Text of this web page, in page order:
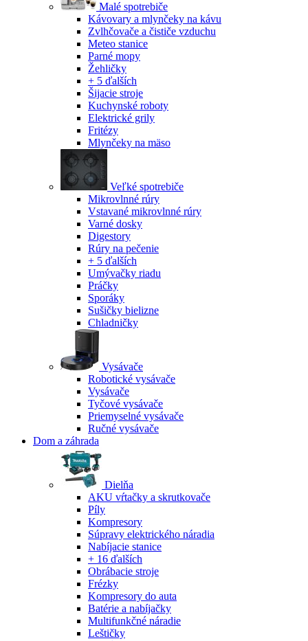
Malé spotrebiče
Kávovary a mlynčeky na kávu
Zvlhčovače a čističe vzduchu
Meteo stanice
Parné mopy
Žehličky
+ 5 ďalších
Šijacie stroje
Kuchynské roboty
Elektrické grily
Fritézy
Mlynčeky na mäso
Veľké spotrebiče
Mikrovlnné rúry
Vstavané mikrovlnné rúry
Varné dosky
Digestory
Rúry na pečenie
+ 5 ďalších
Umývačky riadu
Práčky
Sporáky
Sušičky bielizne
Chladničky
Vysávače
Robotické vysávače
Vysávače
Tyčové vysávače
Priemyselné vysávače
Ručné vysávače
Dom a záhrada
Dielňa
AKU vŕtačky a skrutkovače
Píly
Kompresory
Súpravy elektrického náradia
Nabíjacie stanice
+ 16 ďalších
Obrábacie stroje
Frézky
Kompresory do auta
Batérie a nabíjačky
Multifunkčné náradie
Leštičky